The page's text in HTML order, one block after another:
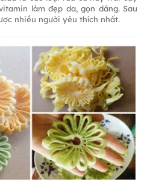
làm đẹp da, gọn dáng. Sau
nhiều người yêu thích nhất.